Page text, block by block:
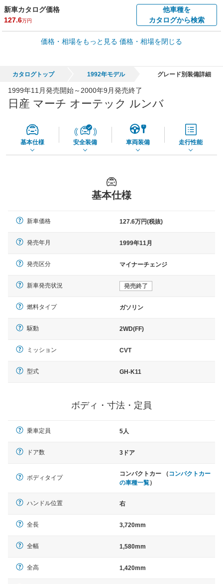
新車カタログ価格
127.6万円
他車種を
カタログから検索
車買取価格 *
車買取相場
56,270円
価格・相場をもっと見る 価格・相場を閉じる
カタログトップ 1992年モデル グレード別装備詳細
1999年11月発売開始～2000年9月発売終了
日産 マーチ オーテック ルンバ
基本仕様 安全装備 車両装備 走行性能
基本仕様
新車価格 127.6万円(税抜)
発売年月 1999年11月
発売区分 マイナーチェンジ
新車発売状況 発売終了
燃料タイプ ガソリン
駆動 2WD(FF)
ミッション CVT
型式 GH-K11
ボディ・寸法・定員
乗車定員 5人
ドア数 3ドア
ボディタイプ
コンパクトカー （コンパクトカー
の車種一覧）
ハンドル位置 右
全長 3,720mm
全幅 1,580mm
全高 1,420mm